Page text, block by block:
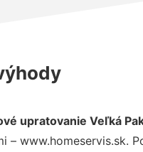
upratovanie Veľká
– www.homeservis.sk.